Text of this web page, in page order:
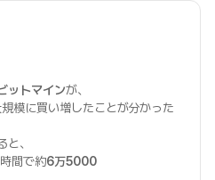
ットマインが、
模に買い増したことが分かった
、
間で約6万5000